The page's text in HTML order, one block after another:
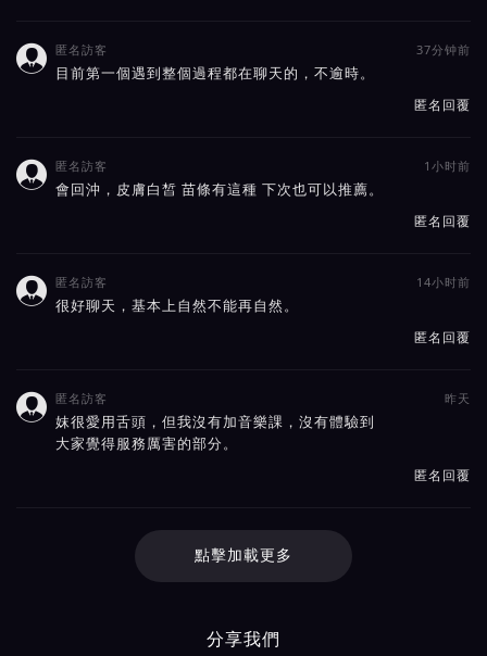
 匿名訪客 37分钟前
目前第一個遇到整個過程都在聊天的，不逾時。
匿名回覆
 匿名訪客 1小时前
會回沖，皮膚白皙 苗條有這種 下次也可以推薦。
匿名回覆
 匿名訪客 14小时前
很好聊天，基本上自然不能再自然。
匿名回覆
 匿名訪客 昨天
妺很愛用舌頭，但我沒有加音樂課，沒有體驗到
大家覺得服務厲害的部分。
匿名回覆
點擊加載更多
分享我們